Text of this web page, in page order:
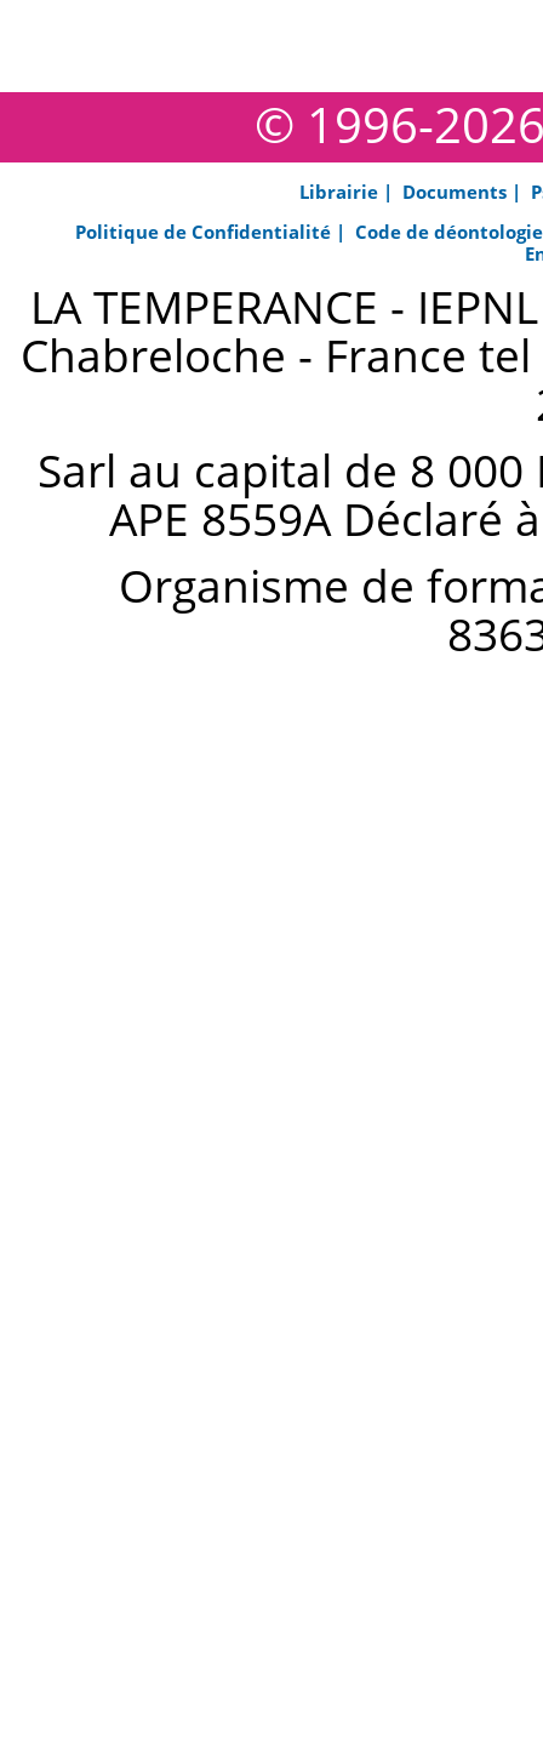
© 1996-2026
Librairie | Documents |
Politique de Confidentialité | Code de
LA TEMPERANCE -
Chabreloche - France
Sarl au capital de 8 000
APE 8559A Déclaré
Organisme de